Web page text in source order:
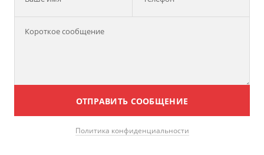
ОТПРАВИТЬ СООБЩЕНИЕ
Политика конфиденциальности